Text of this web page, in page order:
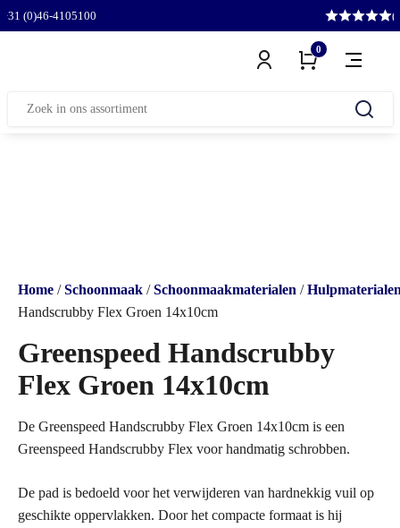
+31 (0)46-4105100
0
Zoeken
Home /Schoonmaak /Schoonmaakmaterialen /
Handscrubby Flex Groen 14x10cm
Greenspeed Handscrubby
Flex Groen 14x10cm
De Greenspeed Handscrubby Flex Groen 14x10cm is een
Greenspeed Handscrubby Flex voor handmatig schrobben.
De pad is bedoeld voor het verwijderen van hardnekkig vuil op
geschikte oppervlakken. Door het compacte formaat is hij